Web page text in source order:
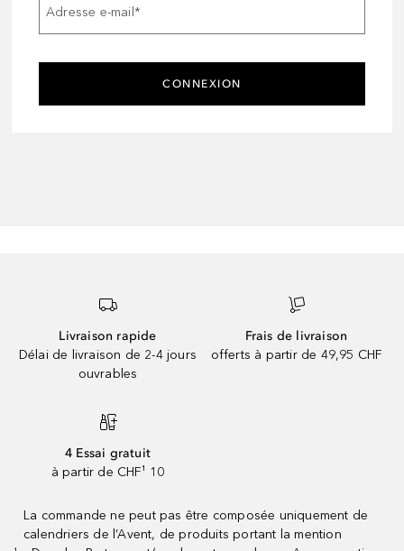
Adresse e-mail*
CONNEXION
Livraison rapide
Délai de livraison de 2-4 jours
ouvrables
Frais de livraison
offerts à partir de 49,95 CHF
4 Essai gratuit
à partir de CHF¹ 10
La commande ne peut pas être composée uniquement de
calendriers de l’Avent, de produits portant la mention